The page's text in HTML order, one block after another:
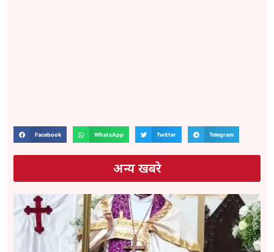
Facebook WhatsApp Twitter Telegram
अन्य खबरे